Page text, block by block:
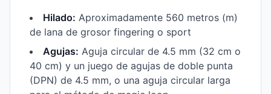
Hilado: Aproximadamente 560 metros (m)
de lana de grosor fingering o sport
Agujas: Aguja circular de 4.5 mm (32 cm o
40 cm) y un juego de agujas de doble punta
(DPN) de 4.5 mm, o una aguja circular larga